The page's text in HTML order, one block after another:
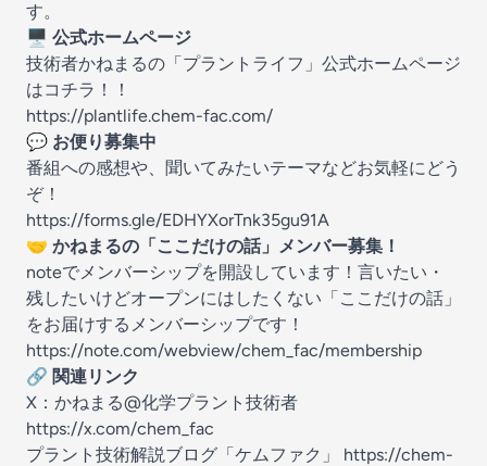
す。
🖥️ 公式ホームページ
技術者かねまるの「プラントライフ」公式ホームページ
はコチラ！！
https://plantlife.chem-fac.com/
💬 お便り募集中
番組への感想や、聞いてみたいテーマなどお気軽にどう
ぞ！
https://forms.gle/EDHYXorTnk35gu91A
🤝 かねまるの「ここだけの話」メンバー募集！
noteでメンバーシップを開設しています！言いたい・
残したいけどオープンにはしたくない「ここだけの話」
をお届けするメンバーシップです！
https://note.com/webview/chem_fac/membership
🔗 関連リンク
X：かねまる@化学プラント技術者
https://x.com/chem_fac
プラント技術解説ブログ「ケムファク」 https://chem-